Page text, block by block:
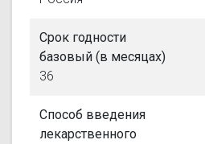
Срок годности
базовый (в месяцах)
36
Способ введения
лекарственного